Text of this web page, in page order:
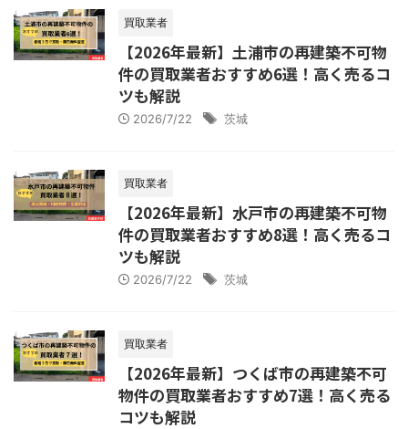
買取業者
【2026年最新】土浦市の再建築不可物
件の買取業者おすすめ6選！高く売るコ
ツも解説
2026/7/22 茨城
買取業者
【2026年最新】水戸市の再建築不可物
件の買取業者おすすめ8選！高く売るコ
ツも解説
2026/7/22 茨城
買取業者
【2026年最新】つくば市の再建築不可
物件の買取業者おすすめ7選！高く売る
コツも解説